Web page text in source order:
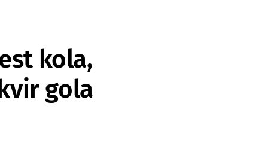
kola,
gola